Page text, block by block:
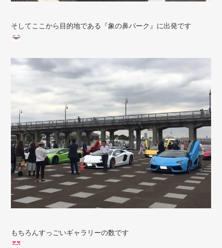
そしてここから目的地である『象の鼻パーク』に出発です
もちろんすっごいギャラリーの数です